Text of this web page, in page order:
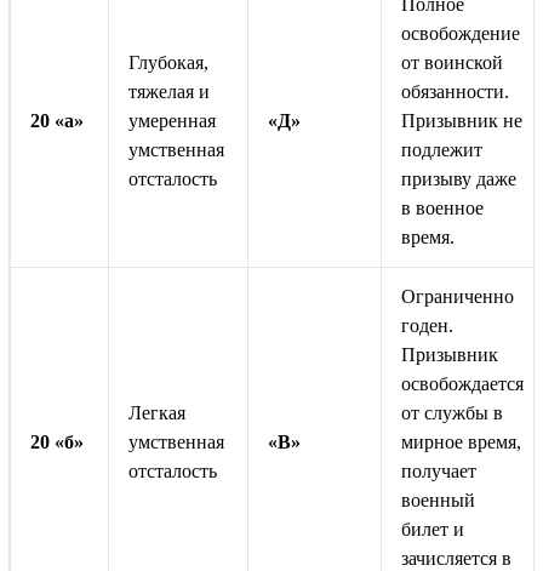
20 «а»
Глубокая,
тяжелая и
умеренная
умственная
отсталость
«Д»
Полное
освобождение
от воинской
обязанности.
Призывник не
подлежит
призыву даже
в военное
время.
20 «б»
Легкая
умственная
отсталость
«В»
Ограниченно
годен.
Призывник
освобождается
от службы в
мирное время,
получает
военный
билет и
зачисляется в